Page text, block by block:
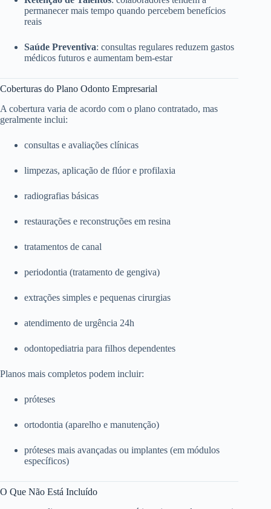
permanecer mais tempo quando percebem benefícios
reais
Saúde Preventiva: consultas regulares reduzem gastos
médicos futuros e aumentam bem-estar
Coberturas do Plano Odonto Empresarial
A cobertura varia de acordo com o plano contratado, mas
geralmente inclui:
consultas e avaliações clínicas
limpezas, aplicação de flúor e profilaxia
radiografias básicas
restaurações e reconstruções em resina
tratamentos de canal
periodontia (tratamento de gengiva)
extrações simples e pequenas cirurgias
atendimento de urgência 24h
odontopediatria para filhos dependentes
Planos mais completos podem incluir:
próteses
ortodontia (aparelho e manutenção)
próteses mais avançadas ou implantes (em módulos
específicos)
O Que Não Está Incluído